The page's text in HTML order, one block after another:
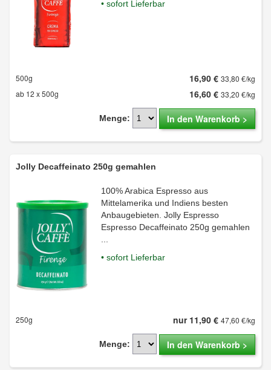
• sofort Lieferbar
500g 16,90 € 33,80 €/kg
ab 12 x 500g
16,60 € 33,20 €/kg
Menge: In den Warenkorb >
Jolly Decaffeinato 250g gemahlen
100% Arabica Espresso aus
Mittelamerika und Indiens besten
Anbaugebieten. Jolly Espresso
Espresso Decaffeinato 250g gemahlen
• sofort Lieferbar
250g nur 11,90 € 47,60 €/kg
Menge: In den Warenkorb >